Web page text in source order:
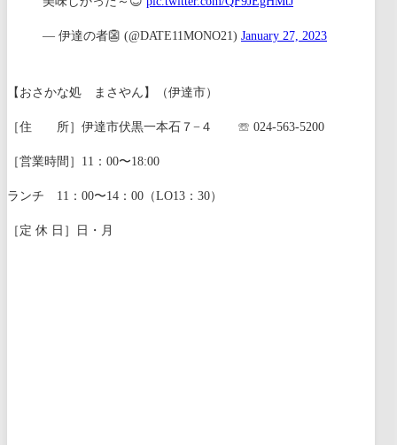
— 伊達の者👺 (@DATE11MONO21) January 27, 2023
【おさかな処 まさやん】（伊達市）
［住 所］伊達市伏黒一本石７−４ ☏ 024-563-5200
［営業時間］11：00〜18:00
ランチ 11：00〜14：00（LO13：30）
［定 休 日］日・月